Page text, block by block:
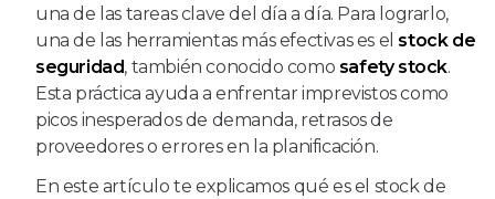
una de las tareas clave del día a día. Para lograrlo,
una de las herramientas más efectivas es el stock de
seguridad, también conocido como safety stock.
Esta práctica ayuda a enfrentar imprevistos como
picos inesperados de demanda, retrasos de
proveedores o errores en la planificación.
En este artículo te explicamos qué es el stock de